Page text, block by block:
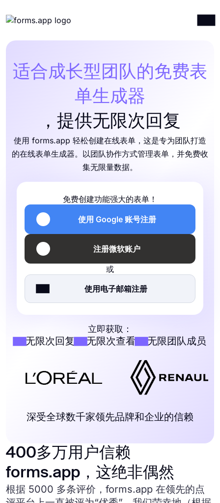
集成
价格计划
适合成长型团队的免费表
单生成器
，提供无限次回复
使用 forms.app 轻松创建在线表单，这是专为团队打造
的在线表单生成器。以团队协作方式管理表单，并免费收
集无限量数据。
免费创建功能强大的表单！
使用 Google 账号注册
注册微软账户
或
使用电子邮箱注册
立即获取：
无限次回复 无限次查看 无限团队成员
深受全球数千家领先品牌和企业的信赖
400多万用户信赖
forms.app，这绝非偶然
根据 5000 多条评价，forms.app 在领先的点